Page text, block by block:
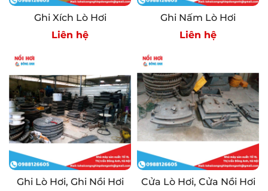
Ghi Xích Lò Hơi
Liên hệ
Ghi Nấm Lò Hơi
Liên hệ
Ghi Lò Hơi, Ghi Nồi Hơi
Cửa Lò Hơi, Cửa Nồi Hơi